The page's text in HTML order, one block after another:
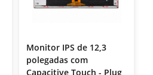
Monitor IPS de 12,3
polegadas com
Capacitive Touch - Plug